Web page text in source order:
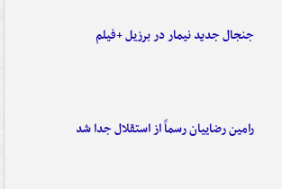
جنجال جدید نیمار در برزیل +فیلم
رامین رضاییان رسماً از استقلال جدا شد